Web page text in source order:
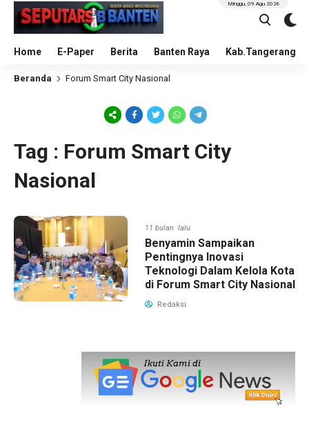
Home E-Paper Berita Banten Raya Kab.Tangerang
Minggu, 09 Agu 2026
Beranda Forum Smart City Nasional
Tag : Forum Smart City
Nasional
11 bulan lalu
Benyamin Sampaikan
Pentingnya Inovasi
Teknologi Dalam Kelola Kota
di Forum Smart City Nasional
Redaksi